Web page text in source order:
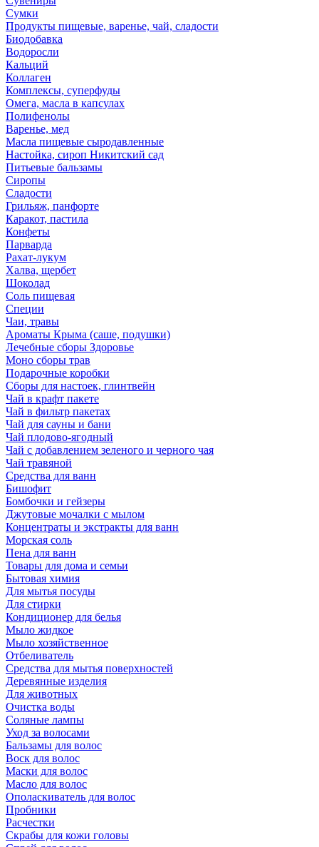
Сумки
Продукты пищевые, варенье, чай, сладости
Биодобавка
Водоросли
Кальций
Коллаген
Комплексы, суперфуды
Омега, масла в капсулах
Полифенолы
Варенье, мед
Масла пищевые сыродавленные
Настойка, сироп Никитский сад
Питьевые бальзамы
Сиропы
Сладости
Грильяж, панфорте
Каракот, пастила
Конфеты
Парварда
Рахат-лукум
Халва, щербет
Шоколад
Соль пищевая
Специи
Чаи, травы
Ароматы Крыма (саше, подушки)
Лечебные сборы Здоровье
Моно сборы трав
Подарочные коробки
Сборы для настоек, глинтвейн
Чай в крафт пакете
Чай в фильтр пакетах
Чай для сауны и бани
Чай плодово-ягодный
Чай с добавлением зеленого и черного чая
Чай травяной
Средства для ванн
Бишофит
Бомбочки и гейзеры
Джутовые мочалки с мылом
Концентраты и экстракты для ванн
Морская соль
Пена для ванн
Товары для дома и семьи
Бытовая химия
Для мытья посуды
Для стирки
Кондиционер для белья
Мыло жидкое
Мыло хозяйственное
Отбеливатель
Средства для мытья поверхностей
Деревянные изделия
Для животных
Очистка воды
Соляные лампы
Уход за волосами
Бальзамы для волос
Воск для волос
Маски для волос
Масло для волос
Ополаскиватель для волос
Пробники
Расчестки
Скрабы для кожи головы